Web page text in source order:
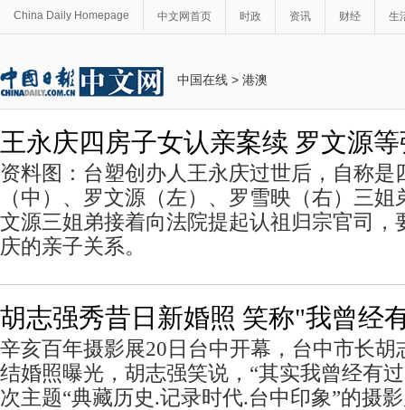
China Daily Homepage 中文网首页 时政 资讯 财经 生
中国在线 > 港澳
王永庆四房子女认亲案续 罗文源
资料图：台塑创办人王永庆过世后，自称是
（中）、罗文源（左）、罗雪映（右）三
文源三姐弟接着向法院提起认祖归宗官司，
庆的亲子关系。
胡志强秀昔日新婚照 笑称"我曾经
辛亥百年摄影展20日台中开幕，台中市长胡
结婚照曝光，胡志强笑说，“其实我曾经有
次主题“典藏历史.记录时代.台中印象”的摄